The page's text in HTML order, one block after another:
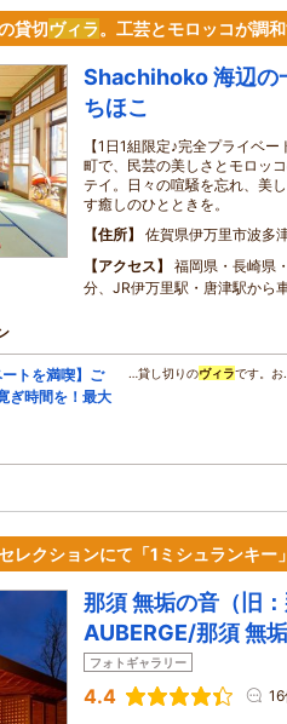
貸切ヴィラ。工芸とモロッコが調
Shachihoko 海辺の
ちほこ
【1日1組限定♪完全プライベ
町で、民芸の美しさとモロッ
テイ。日々の喧騒を忘れ、美
す癒しのひとときを。
住所
佐賀県伊万里市波多
アクセス
福岡県・長崎県
分、JR伊万里駅・唐津駅から
ートを満喫】ご
ぎ時間を！最大
…貸し切りのヴィラです。お…
レクションにて「1ミシュランキー
那須 無垢の音（旧
AUBERGE/那須 無
フォトギャラリー
4.4